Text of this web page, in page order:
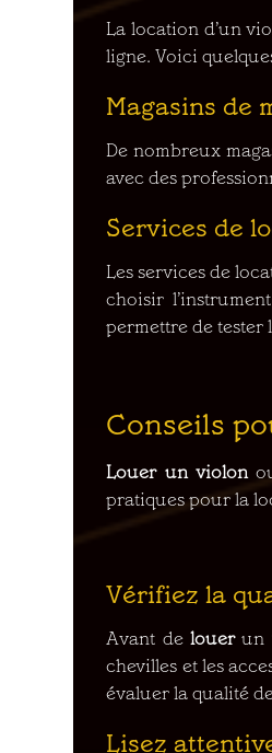
La location d’un
ligne. Voici
Magasins de
De nombreux
avec des
Services de
Les services de
choisir
permettre de tester
Conseils
Louer un violon
pratiques pour la
Vérifiez la
Avant de louer un
chevilles et les
évaluer la qualité
Lisez